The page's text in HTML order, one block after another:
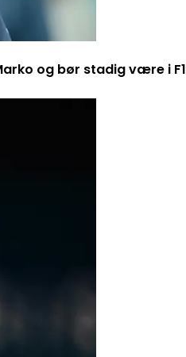
og bør stadig være i F1